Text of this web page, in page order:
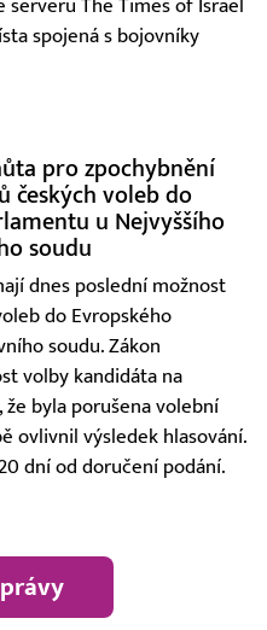
serveru The Times of Israel
spojená s bojovníky
pro zpochybnění
českých voleb do
u Nejvyššího
soudu
dnes poslední možnost
do Evropského
soudu. Zákon
volby kandidáta na
byla porušena volební
ovlivnil výsledek hlasování.
dní od doručení podání.